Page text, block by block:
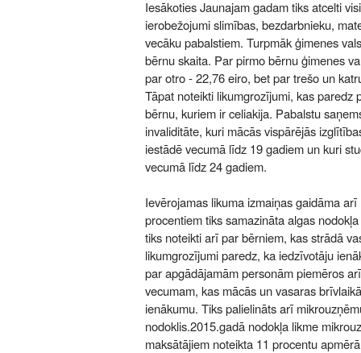
Iesākoties Jaunajam gadam tiks atcelti
ierobežojumi slimības, bezdarbnieku,
vecāku pabalstiem. Turpmāk ģimenes
bērnu skaita. Par pirmo bērnu ģimenes
par otro - 22,76 eiro, bet par trešo un
Tāpat noteikti likumgrozījumi, kas paredz
bērnu, kuriem ir celiakija. Pabalstu
invaliditāte, kuri mācās vispārējās
iestādē vecumā līdz 19 gadiem un kuri
vecumā līdz 24 gadiem.
Ievērojamas likuma izmaiņas gaidāma
procentiem tiks samazināta algas
tiks noteikti arī par bērniem, kas strādā
likumgrozījumi paredz, ka iedzīvotāju
par apgādājamām personām piemēros
vecumam, kas mācās un vasaras
ienākumu. Tiks palielināts arī
nodoklis.2015.gadā nodokļa likme
maksātājiem noteikta 11 procentu